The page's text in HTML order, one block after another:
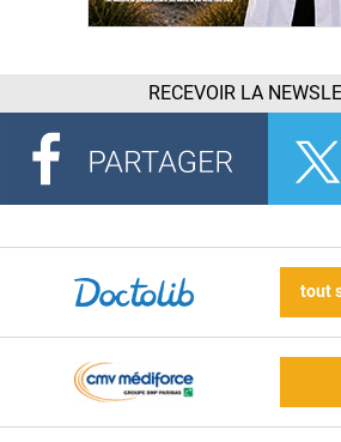
RECEVOIR LA
tout